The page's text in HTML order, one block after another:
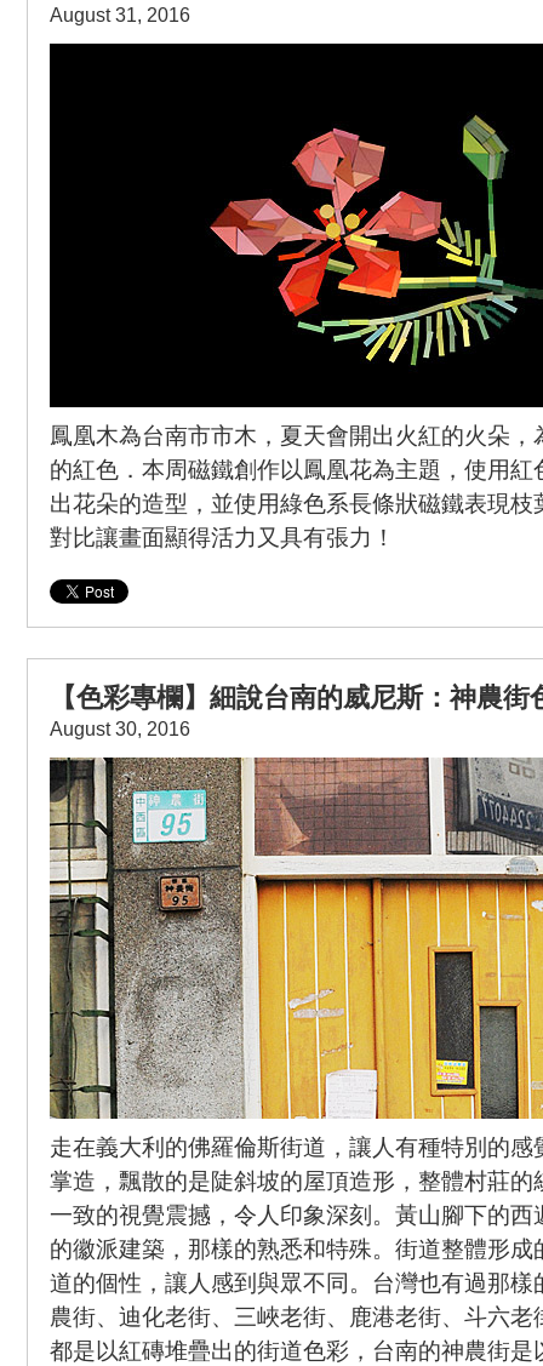
August 31, 2016
鳳凰木為台南市市木，夏天會開出火紅的火朵
的紅色．本周磁鐵創作以鳳凰花為主題，使用
出花朵的造型，並使用綠色系長條狀磁鐵表現
對比讓畫面顯得活力又具有張力！
【色彩專欄】細說台南的威尼斯：神農街
August 30, 2016
走在義大利的佛羅倫斯街道，讓人有種特別的
掌造，飄散的是陡斜坡的屋頂造形，整體村莊的
一致的視覺震撼，令人印象深刻。黃山腳下的西
的徽派建築，那樣的熟悉和特殊。街道整體形
道的個性，讓人感到與眾不同。台灣也有過那樣
農街、迪化老街、三峽老街、鹿港老街、斗六
都是以紅磚堆疊出的街道色彩，台南的神農街是